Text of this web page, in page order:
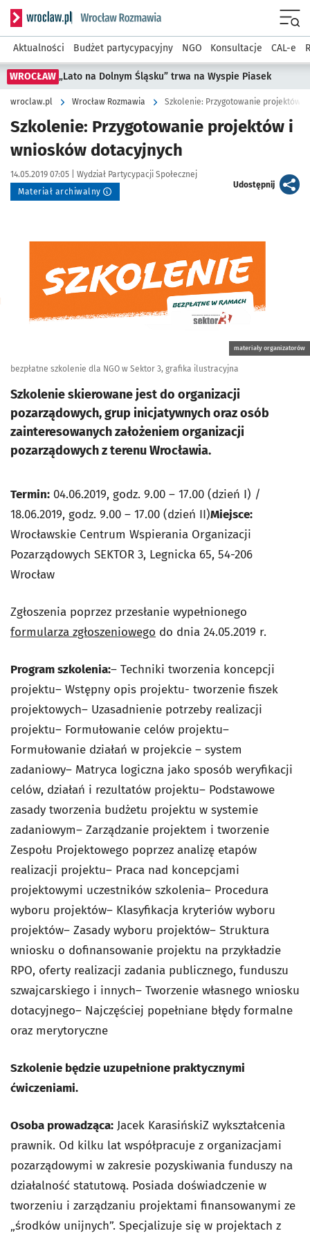
Serwis informacyjny wroclaw.pl podserwis: Rozmawia
Aktualności Budżet partycypacyjny NGO Konsultacje CAL-e
WROCŁAW „Lato na Dolnym Śląsku” trwa na Wyspie Piasek
wroclaw.pl Wrocław Rozmawia Szkolenie: Przygotowanie projektów i
Szkolenie: Przygotowanie projektów i
wniosków dotacyjnych
Data publikacji:
14.05.2019 07:05 | Autor:
Wydział Partycypacji Społecznej
Materiał archiwalny
Udostępnijartykuł
materiały organizatorów
bezpłatne szkolenie dla NGO w Sektor 3, grafika ilustracyjna
Szkolenie skierowane jest do organizacji
pozarządowych, grup inicjatywnych oraz osób
zainteresowanych założeniem organizacji
pozarządowych z terenu Wrocławia.
Termin: 04.06.2019, godz. 9.00 – 17.00 (dzień I) /
18.06.2019, godz. 9.00 – 17.00 (dzień II)Miejsce:
Wrocławskie Centrum Wspierania Organizacji
Pozarządowych SEKTOR 3, Legnicka 65, 54-206
Wrocław
Zgłoszenia poprzez przesłanie wypełnionego
formularza zgłoszeniowego do dnia 24.05.2019 r.
Program szkolenia:– Techniki tworzenia koncepcji
projektu– Wstępny opis projektu- tworzenie fiszek
projektowych– Uzasadnienie potrzeby realizacji
projektu– Formułowanie celów projektu–
Formułowanie działań w projekcie – system
zadaniowy– Matryca logiczna jako sposób weryfikacji
celów, działań i rezultatów projektu– Podstawowe
zasady tworzenia budżetu projektu w systemie
zadaniowym– Zarządzanie projektem i tworzenie
Zespołu Projektowego poprzez analizę etapów
realizacji projektu– Praca nad koncepcjami
projektowymi uczestników szkolenia– Procedura
wyboru projektów– Klasyfikacja kryteriów wyboru
projektów– Zasady wyboru projektów– Struktura
wniosku o dofinansowanie projektu na przykładzie
RPO, oferty realizacji zadania publicznego, funduszu
szwajcarskiego i innych– Tworzenie własnego wniosku
dotacyjnego– Najczęściej popełniane błędy formalne
oraz merytoryczne
Szkolenie będzie uzupełnione praktycznymi
ćwiczeniami.
Osoba prowadząca: Jacek KarasińskiZ wykształcenia
prawnik. Od kilku lat współpracuje z organizacjami
pozarządowymi w zakresie pozyskiwania funduszy na
działalność statutową. Posiada doświadczenie w
tworzeniu i zarządzaniu projektami finansowanymi ze
„środków unijnych”. Specjalizuje się w projektach z